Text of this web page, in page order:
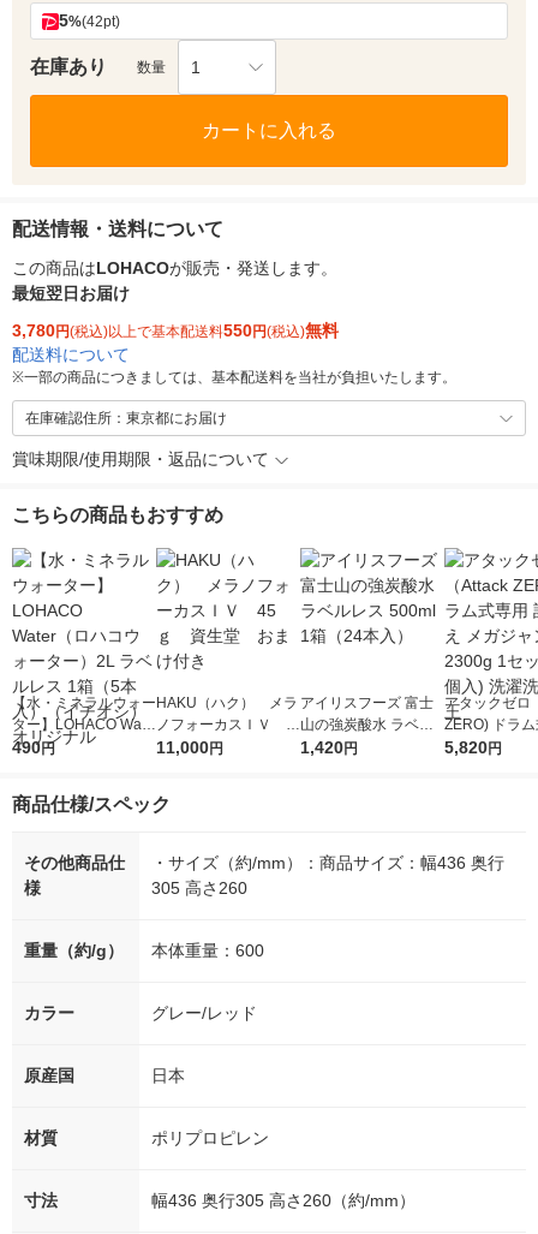
5%(42pt)
在庫あり 数量 1
カートに入れる
配送情報・送料について
この商品はLOHACOが販売・発送します。
最短翌日お届け
3,780円(税込)以上で基本配送料550円(税込)無料
配送料について
※一部の商品につきましては、基本配送料を当社が負担いたします。
在庫確認住所：東京都にお届け
賞味期限/使用期限・返品について
こちらの商品もおすすめ
【水・ミネラルウォー
ター】LOHACO Wate
r（ロハコウォータ
シ） オリジナル
490円
HAKU（ハク） メラ
ノフォーカスＩＶ 4
5ｇ 資生堂 おまけ
11,000円
アイリスフーズ 富士
山の強炭酸水 ラベル
レス 500ml 1箱（24
1,420円
アタックゼロ
ZERO) ドラ
詰め替え メガ
5,820円
商品仕様/スペック
その他商品仕
様
・サイズ（約/mm）：商品サイズ：幅436 奥行
305 高さ260
重量（約/g） 本体重量：600
カラー グレー/レッド
原産国 日本
材質 ポリプロピレン
寸法 幅436 奥行305 高さ260（約/mm）